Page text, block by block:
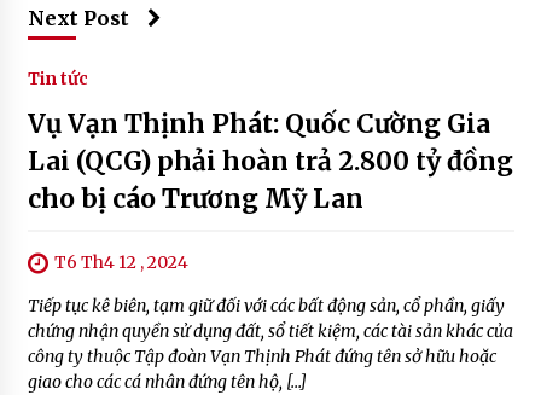
Next Post
Tin tức
Vụ Vạn Thịnh Phát: Quốc Cường Gia
Lai (QCG) phải hoàn trả 2.800 tỷ đồng
cho bị cáo Trương Mỹ Lan
T6 Th4 12 , 2024
Tiếp tục kê biên, tạm giữ đối với các bất động sản, cổ phần, giấy
chứng nhận quyền sử dụng đất, sổ tiết kiệm, các tài sản khác của
công ty thuộc Tập đoàn Vạn Thịnh Phát đứng tên sở hữu hoặc
giao cho các cá nhân đứng tên hộ, […]